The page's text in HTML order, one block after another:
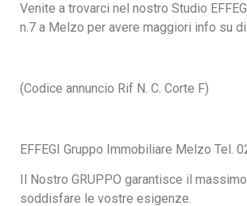
Venite a trovarci nel nostro Studio
n.7 a Melzo per avere maggiori info su
(Codice annuncio Rif N. C. Corte F)
EFFEGI Gruppo Immobiliare Melzo Tel.
Il Nostro GRUPPO garantisce il
soddisfare le vostre esigenze.